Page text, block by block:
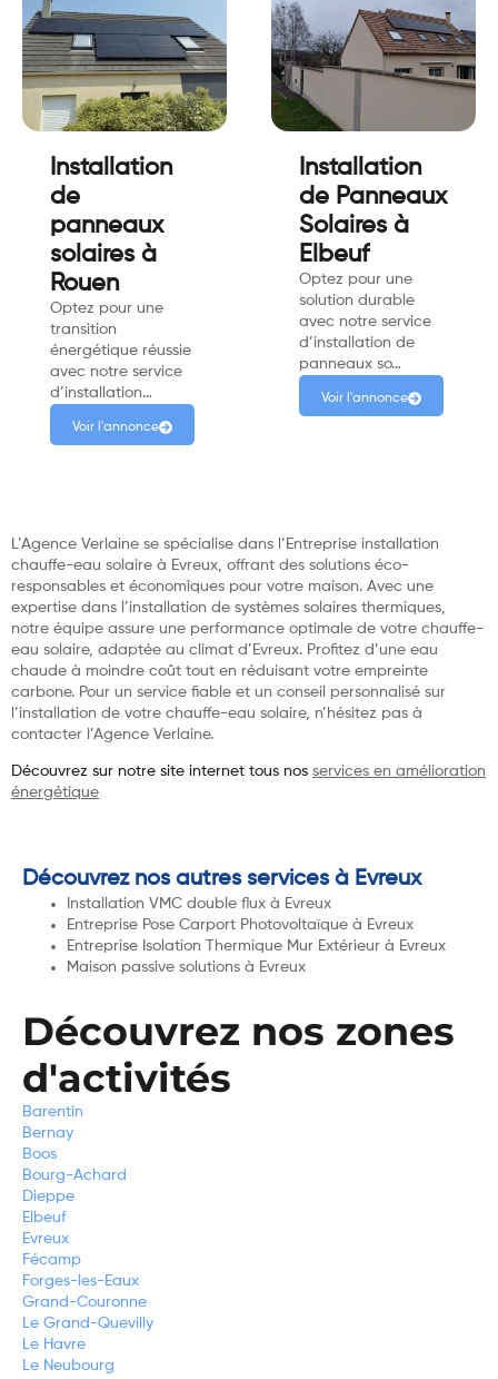
Installation
de
panneaux
solaires à
Rouen
Optez pour une
transition
énergétique réussie
avec notre service
d’installation…
Voir l'annonce
Installation
de Panneaux
Solaires à
Elbeuf
Optez pour une
solution durable
avec notre service
d’installation de
panneaux so…
Voir l'annonce
L’Agence Verlaine se spécialise dans l’Entreprise installation
chauffe-eau solaire à Evreux, offrant des solutions éco-
responsables et économiques pour votre maison. Avec une
expertise dans l’installation de systèmes solaires thermiques,
notre équipe assure une performance optimale de votre chauffe-
eau solaire, adaptée au climat d’Evreux. Profitez d’une eau
chaude à moindre coût tout en réduisant votre empreinte
carbone. Pour un service fiable et un conseil personnalisé sur
l’installation de votre chauffe-eau solaire, n’hésitez pas à
contacter l’Agence Verlaine.
Découvrez sur notre site internet tous nos services en amélioration
énergétique
Découvrez nos autres services à Evreux
Installation VMC double flux à Evreux
Entreprise Pose Carport Photovoltaïque à Evreux
Entreprise Isolation Thermique Mur Extérieur à Evreux
Maison passive solutions à Evreux
Découvrez nos zones
d'activités
Barentin
Bernay
Boos
Bourg-Achard
Dieppe
Elbeuf
Evreux
Fécamp
Forges-les-Eaux
Grand-Couronne
Le Grand-Quevilly
Le Havre
Le Neubourg